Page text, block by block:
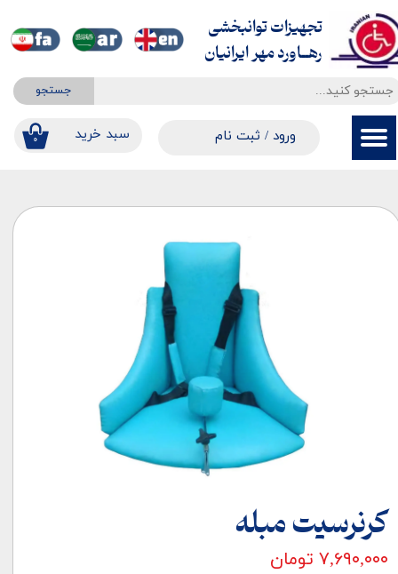
جستجو
۰ ​​سبد خرید ورود / ثبت نام
حساب کاربری من
سفارشات
خروج از حساب کاربری
تجهیزات توانبخشی
​​​​​​​رهــاورد مهر ایرانیان
کرنرسیت مبله
۷,۶۹۰,۰۰۰ تومان